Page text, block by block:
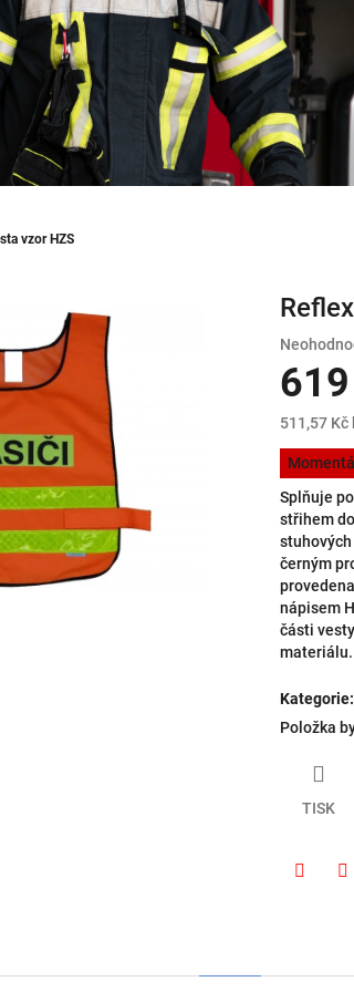
vzor HZS
Průměrné
hodnocení
produktu
0,0
z
5
hvězdiček.
511,57 Kč
Měrná
cena:
Splňuje
střihem
černým
nápisem
části
materiálu.
Kategorie:
Položka
TISK